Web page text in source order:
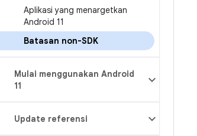
Aplikasi yang menargetkan
Android 11
Batasan non-SDK
Mulai menggunakan Android
11
Update referensi